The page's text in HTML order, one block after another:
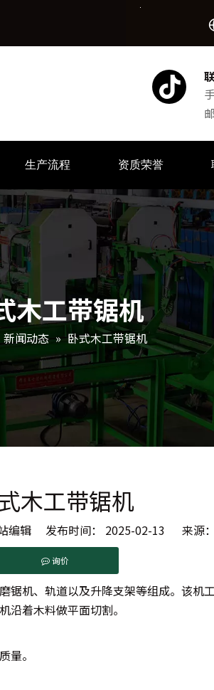
生产流程 资质荣誉
木工带锯机
新闻动态 » 卧式木工带锯机
木工带锯机
辑 发布时间： 2025-02-13 来源：
询价
机、轨道以及升降支架等组成。该机
着木料做平面切割。
量。